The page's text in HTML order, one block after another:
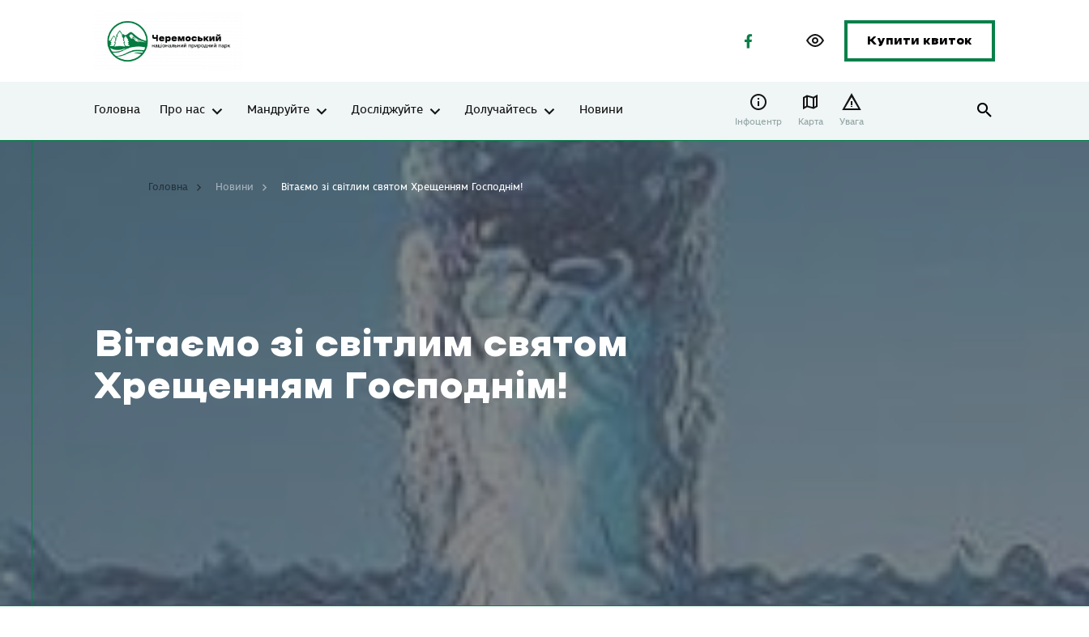
Купити квиток
Головна Про нас Мандруйте Досліджуйте Долучайтесь Новини
Інфоцентр Карта Увага
Вітаємо зі світлим святом
Хрещенням Господнім!
Головна Новини Вітаємо зі світлим святом Хрещенням Господнім!